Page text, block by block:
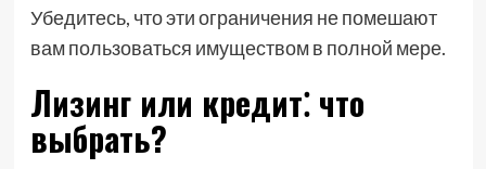
Убедитесь, что эти ограничения не помешают
вам пользоваться имуществом в полной мере.
Лизинг или кредит⁚ что
выбрать?